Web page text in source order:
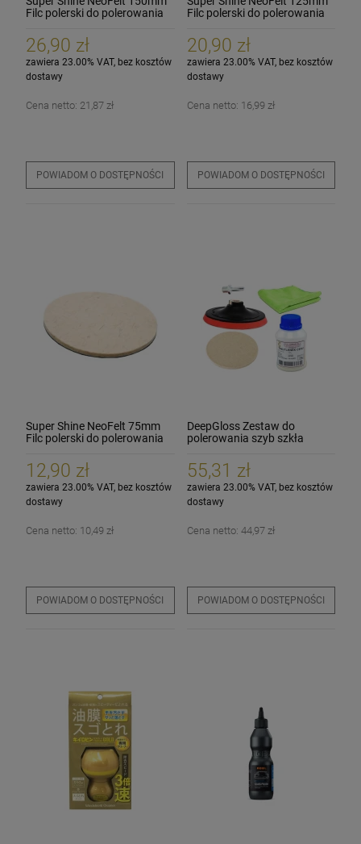
Filc polerski do polerowania
26,90 zł
zawiera 23.00% VAT, bez kosztów
dostawy
Cena netto: 21,87 zł
POWIADOM O DOSTĘPNOŚCI
Filc polerski do polerowania
20,90 zł
zawiera 23.00% VAT, bez kosztów
dostawy
Cena netto: 16,99 zł
POWIADOM O DOSTĘPNOŚCI
Super Shine NeoFelt 75mm
Filc polerski do polerowania
12,90 zł
zawiera 23.00% VAT, bez kosztów
dostawy
Cena netto: 10,49 zł
POWIADOM O DOSTĘPNOŚCI
DeepGloss Zestaw do
polerowania szyb szkła
55,31 zł
zawiera 23.00% VAT, bez kosztów
dostawy
Cena netto: 44,97 zł
POWIADOM O DOSTĘPNOŚCI